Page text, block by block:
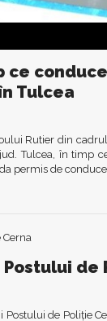
Tulcea
Rutier din
Tulcea, în timp
permis de
de
de Poliție